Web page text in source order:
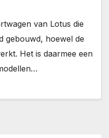
van Lotus die
gebouwd, hoewel de
Het is daarmee een